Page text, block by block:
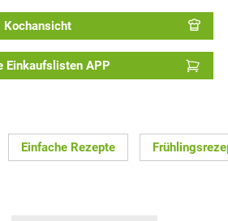
Kochansicht
Einkaufslisten APP
Einfache Rezepte